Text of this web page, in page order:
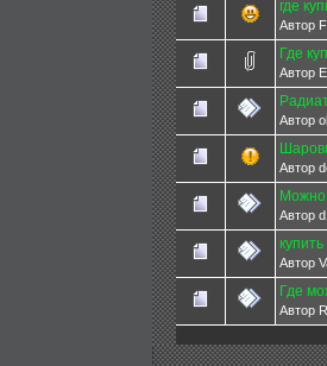
где
Автор
Где
Автор
Автор
Автор
Можно
Автор
Автор
Где
Автор